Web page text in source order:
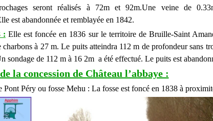
seront réalisés à 72m et 92m.Une veine de
est abandonnée et remblayée en 1842.
: Elle est foncée en 1836 sur le territoire de Bruille-Saint
charbons à 27 m. Le puits atteindra 112 m de profondeur sans
sondage de 112 m à 16 2m a été effectué. Le puits est
la concession de Château l’abbaye :
Pont Péry ou fosse Mehu : La fosse est foncé en 1838 à